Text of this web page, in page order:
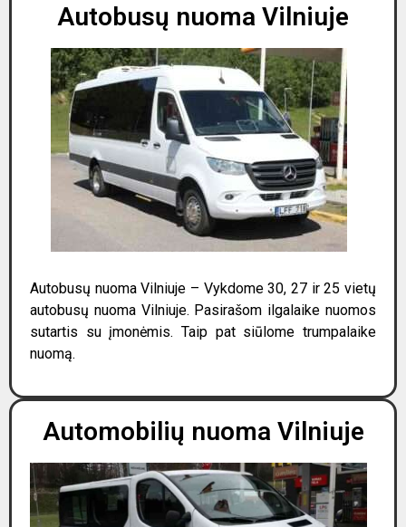
Autobusų nuoma Vilniuje
Autobusų nuoma Vilniuje – Vykdome 30, 27 ir 25 vietų
autobusų nuoma Vilniuje. Pasirašom ilgalaike nuomos
sutartis su įmonėmis. Taip pat siūlome trumpalaike
nuomą.
Automobilių nuoma Vilniuje